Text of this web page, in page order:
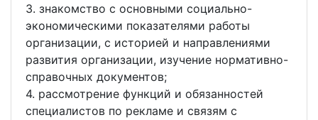
3. знакомство с основными социально-
экономическими показателями работы
организации, с историей и направлениями
развития организации, изучение нормативно-
справочных документов;
4. рассмотрение функций и обязанностей
специалистов по рекламе и связям с